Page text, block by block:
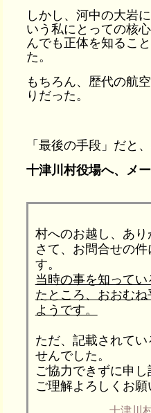
しかし、河中の大岩
いう私にとっての核
んでも正体を知るこ
た。
もちろん、歴代の航
りだった。
「最後の手段」だと
十津川村役場へ、メ
村へのお越し、あり
さて、お問合せの
す。
当時の事を知って
たところ、おおむ
ようです。
ただ、記載されて
せんでした。
ご協力できずに申し
ご理解よろしくお願